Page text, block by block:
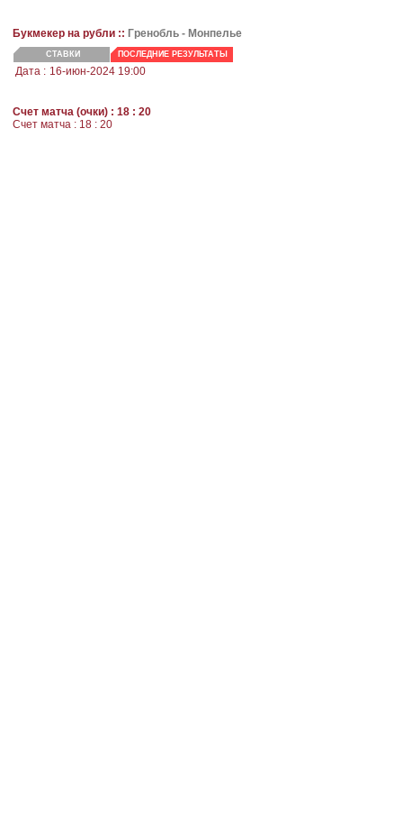
Букмекер на рубли :: Гренобль - Монпелье
СТАВКИ ПОСЛЕДНИЕ РЕЗУЛЬТАТЫ
Дата : 16-июн-2024 19:00
Счет матча (очки) : 18 : 20
Счет матча : 18 : 20